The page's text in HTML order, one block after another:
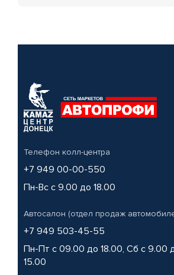
Телефон колл-центра
+7 949 00-00-550
Пн-Вс с 9.00 до 18.00
Автосалон (отдел продаж
+7 949 503-45-55
Пн-Пт с 09.00 до 18.00, Сб с 9.00
15.00